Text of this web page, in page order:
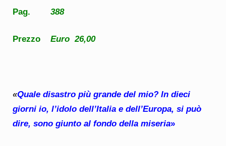
Pag. 388
Prezzo Euro 26,00
«Quale disastro più grande del mio? In dieci
giorni io, l’idolo dell’Italia e dell’Europa, si può
dire, sono giunto al fondo della miseria»